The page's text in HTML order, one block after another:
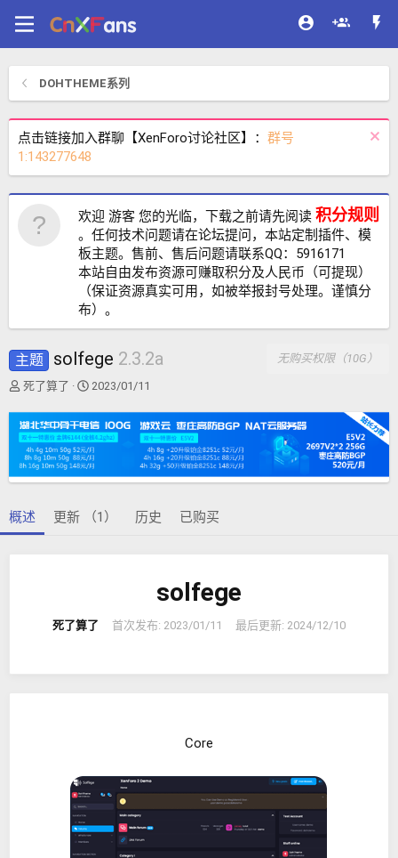
DOHTHEME系列
点击链接加入群聊【XenForo讨论社区】： 群号
1:143277648
欢迎 游客 您的光临，下载之前请先阅读 积分规则
。任何技术问题请在论坛提问，本站定制插件、模
板主题。售前、售后问题请联系QQ：5916171
本站自由发布资源可赚取积分及人民币（可提现）
（保证资源真实可用，如被举报封号处理。谨慎分
布）。
主题 solfege 2.3.2a
无购买权限（10G）
作
死了算了
创
日
期
2023/01/11
概述 更新 （1） 历史 已购买
solfege
死了算了 首次发布: 2023/01/11 最后更新: 2024/12/10
Core